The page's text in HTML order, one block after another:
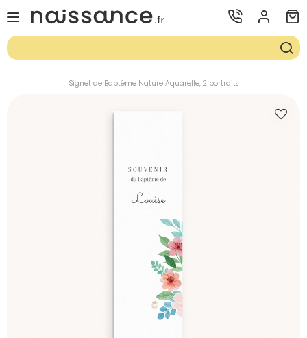
Signet de Baptême Nature Aquarelle, 2 portraits